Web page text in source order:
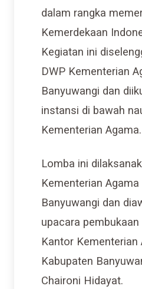
dalam rangka
Kemerdekaan
Kegiatan ini
DWP Kementerian
Banyuwangi dan
instansi di bawah
Kementerian Agama.
Lomba ini
Kementerian
Banyuwangi dan
upacara
Kantor Kementerian
Kabupaten
Chaironi Hidayat.